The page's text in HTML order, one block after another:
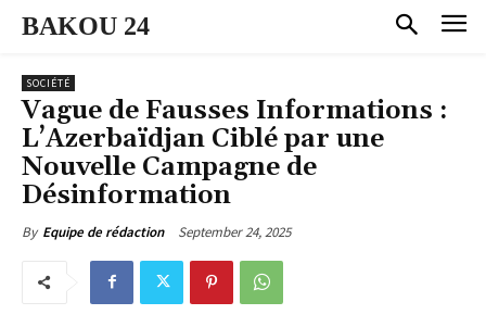
BAKOU 24
SOCIÉTÉ
Vague de Fausses Informations :
L’Azerbaïdjan Ciblé par une
Nouvelle Campagne de
Désinformation
By Equipe de rédaction September 24, 2025